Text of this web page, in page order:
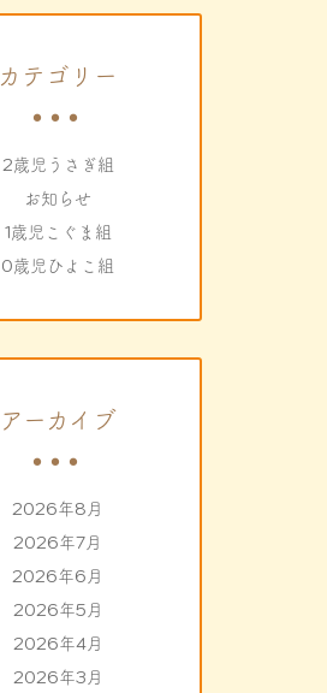
カテゴリー
2歳児うさぎ組
お知らせ
1歳児こぐま組
0歳児ひよこ組
アーカイブ
2026年8月
2026年7月
2026年6月
2026年5月
2026年4月
2026年3月